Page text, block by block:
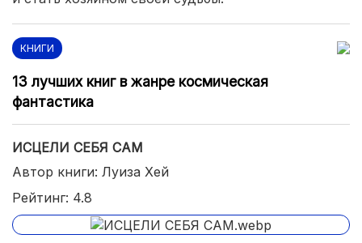
КНИГИ
13 лучших книг в жанре космическая
фантастика
ИСЦЕЛИ СЕБЯ САМ
Автор книги: Луиза Хей
Рейтинг: 4.8